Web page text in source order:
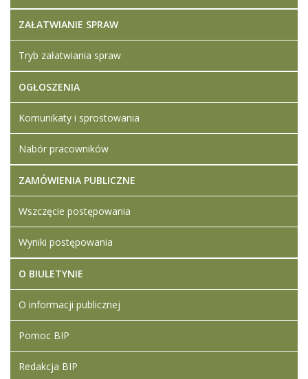
ZAŁATWIANIE SPRAW
Tryb załatwiania spraw
OGŁOSZENIA
Komunikaty i sprostowania
Nabór pracowników
ZAMÓWIENIA PUBLICZNE
Wszczęcie postępowania
Wyniki postępowania
O BIULETYNIE
O informacji publicznej
Pomoc BIP
Redakcja BIP